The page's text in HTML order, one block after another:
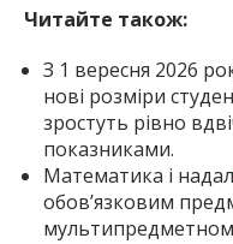
Читайте також:
З 1 вересня 2026
нові розміри
зростуть рівно
показниками.
Математика і
обов’язковим
мультипредметному